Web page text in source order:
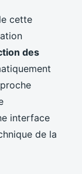
cette
des
interface
de la